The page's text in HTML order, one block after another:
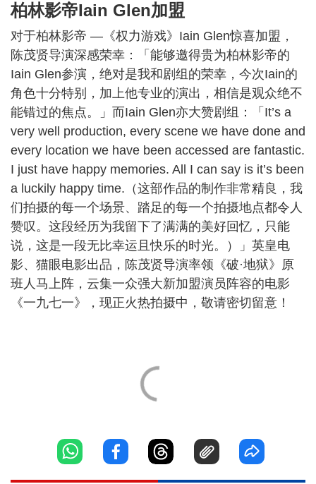
柏林影帝Iain Glen加盟
对于柏林影帝 —《权力游戏》Iain Glen惊喜加盟，
陈茂贤导演深感荣幸：「能够邀得贵为柏林影帝的
Iain Glen参演，绝对是我和剧组的荣幸，今次Iain的
角色十分特别，加上他专业的演出，相信是观众绝不
能错过的焦点。」而Iain Glen亦大赞剧组：「It’s a
very well production, every scene we have done and
every location we have been accessed are fantastic.
I just have happy memories. All I can say is it’s been
a luckily happy time.（这部作品的制作非常精良，我
们拍摄的每一个场景、踏足的每一个拍摄地点都令人
赞叹。这段经历为我留下了满满的美好回忆，只能
说，这是一段无比幸运且快乐的时光。）」英皇电
影、猫眼电影出品，陈茂贤导演率领《破·地狱》原
班人马上阵，云集一众强大新加盟演员阵容的电影
《一九七一》，现正火热拍摄中，敬请密切留意！